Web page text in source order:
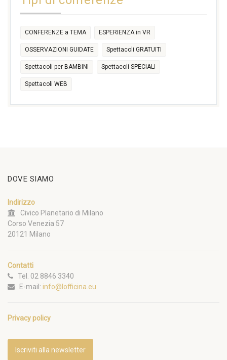
CONFERENZE a TEMA ESPERIENZA in VR
OSSERVAZIONI GUIDATE Spettacoli GRATUITI
Spettacoli per BAMBINI Spettacoli SPECIALI
Spettacoli WEB
DOVE SIAMO
Indirizzo
Civico Planetario di Milano
Corso Venezia 57
20121 Milano
Contatti
Tel. 02 8846 3340
E-mail: info@lofficina.eu
Privacy policy
Iscriviti alla newsletter